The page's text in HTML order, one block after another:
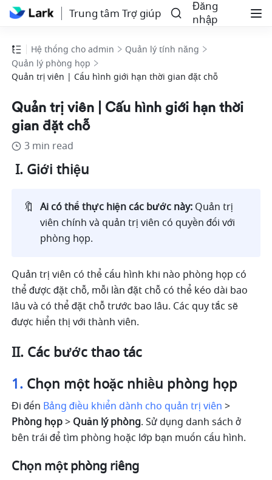
Trung tâm Trợ giúp
Đăng
nhập
Hệ thống cho admin
Quản lý tính năng
Quản lý phòng họp
Quản trị viên | Cấu hình giới hạn thời gian đặt chỗ
Quản trị viên | Cấu hình giới hạn thời
gian đặt chỗ
3 min read
I. Giới thiệu
🔖 Ai có thể thực hiện các bước này: Quản trị
viên chính và quản trị viên có quyền đối với
phòng họp.
Quản trị viên có thể cấu hình khi nào phòng họp có
thể được đặt chỗ, mỗi lần đặt chỗ có thể kéo dài bao
lâu và có thể đặt chỗ trước bao lâu. Các quy tắc sẽ
được hiển thị với thành viên.
II. Các bước thao tác
1. Chọn một hoặc nhiều phòng họp
Đi đến Bảng điều khiển dành cho quản trị viên
Phòng họp > Quản lý phòng. Sử dụng danh sách ở
bên trái để tìm phòng hoặc lớp bạn muốn cấu hình.
Chọn một phòng riêng